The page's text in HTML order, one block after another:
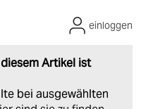
Artikel ist
bei ausgewählten
einloggen